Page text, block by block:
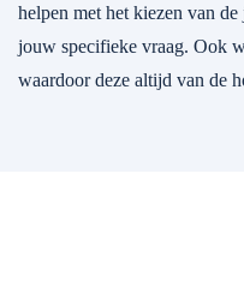
helpen met het kiezen van
jouw specifieke vraag. Ook
waardoor deze altijd van de